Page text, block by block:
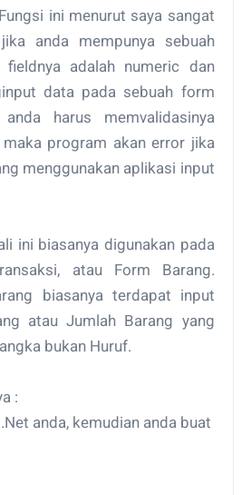
ini menurut saya sangat
anda mempunya sebuah
adalah numeric dan
data pada sebuah form
harus memvalidasinya
program akan error jika
menggunakan aplikasi input
ini biasanya digunakan pada
atau Form Barang.
biasanya terdapat input
atau Jumlah Barang yang
bukan Huruf.
:
anda, kemudian anda buat